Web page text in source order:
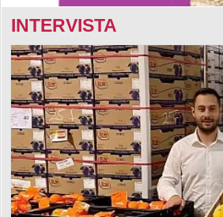
INTERVISTA